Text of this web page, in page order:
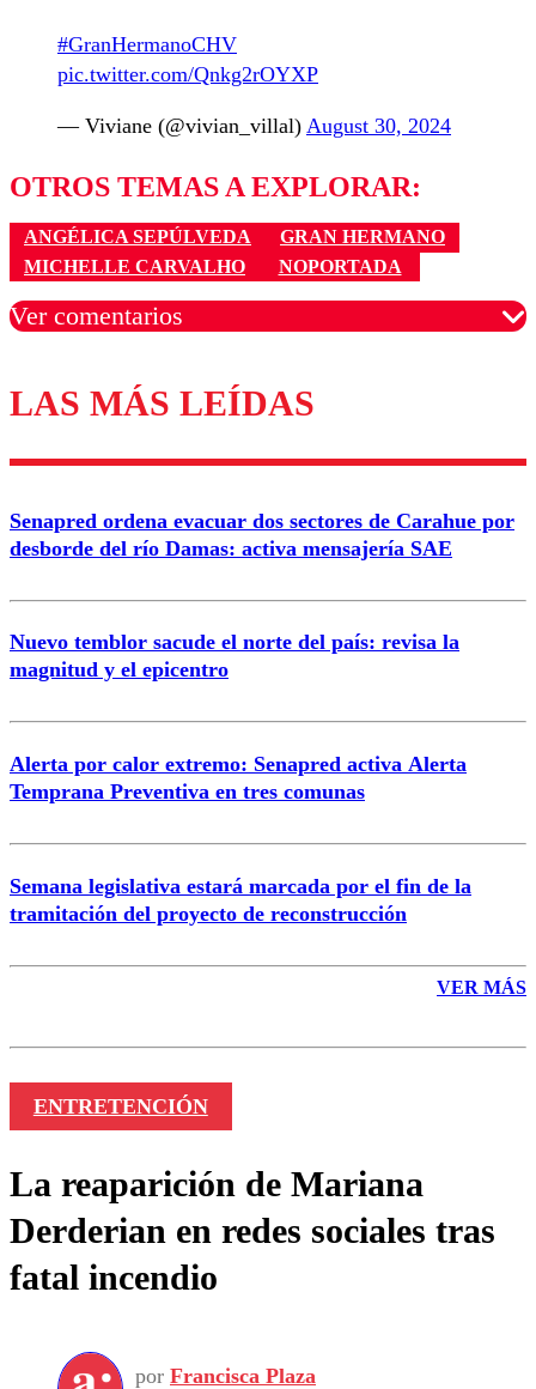
#GranHermanoCHV
pic.twitter.com/Qnkg2rOYXP
— Viviane (@vivian_villal) August 30, 2024
OTROS TEMAS A EXPLORAR:
ANGÉLICA SEPÚLVEDA
GRAN HERMANO
MICHELLE CARVALHO
NOPORTADA
Ver comentarios
Los comentarios son moderados para garantizar un
diálogo respetuoso.
Correo
LAS MÁS LEÍDAS
Senapred ordena evacuar dos sectores de Carahue por
desborde del río Damas: activa mensajería SAE
Nuevo temblor sacude el norte del país: revisa la
magnitud y el epicentro
Alerta por calor extremo: Senapred activa Alerta
Temprana Preventiva en tres comunas
Semana legislativa estará marcada por el fin de la
tramitación del proyecto de reconstrucción
VER MÁS
ENTRETENCIÓN
La reaparición de Mariana
Derderian en redes sociales tras
fatal incendio
por Francisca Plaza